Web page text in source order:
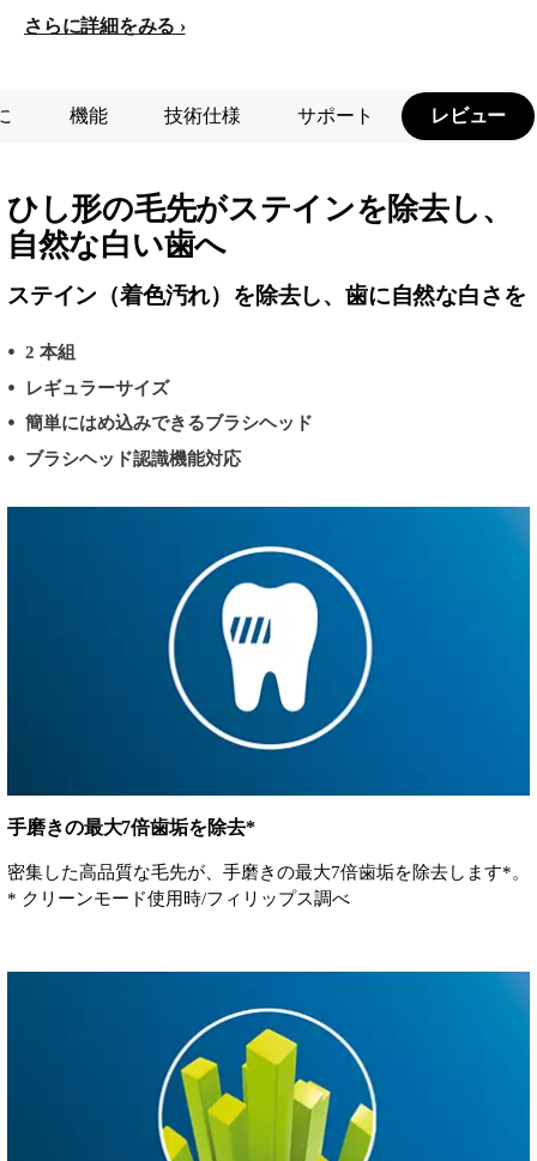
さらに詳細をみる
機能 技術仕様 サポート レビュー
ひし形の毛先がステインを除去し、
自然な白い歯へ
ステイン（着色汚れ）を除去し、歯に自然な白さを
2 本組
レギュラーサイズ
簡単にはめ込みできるブラシヘッド
ブラシヘッド認識機能対応
手磨きの最大7倍歯垢を除去*
密集した高品質な毛先が、手磨きの最大7倍歯垢を除去します*。
* クリーンモード使用時/フィリップス調べ